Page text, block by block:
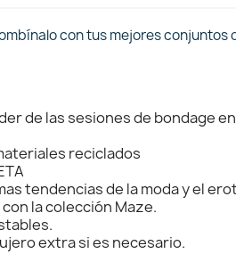
con tus mejores
de las sesiones de bondage
reciclados
tendencias de la moda y el
la colección Maze.
extra si es necesario.